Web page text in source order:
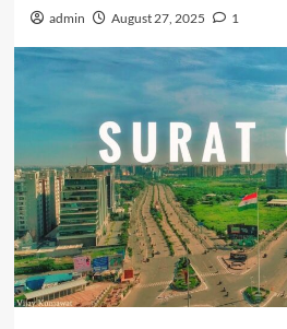
admin August 27, 2025 1